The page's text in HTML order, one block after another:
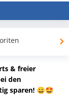
& freier
den
sparen! 😀🤩